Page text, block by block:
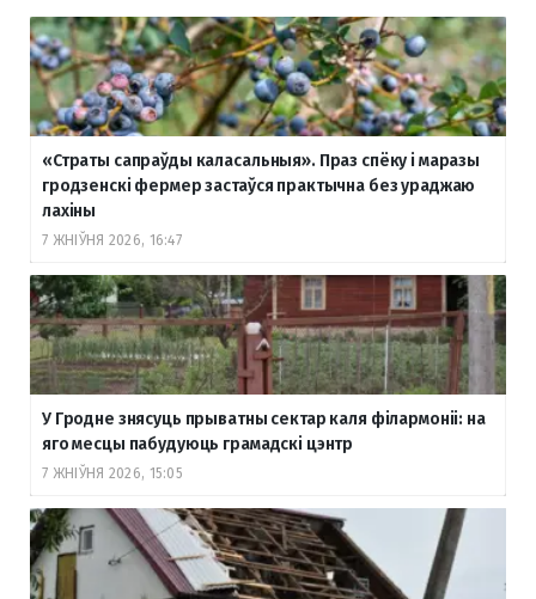
«Страты сапраўды каласальныя». Праз спёку і маразы
гродзенскі фермер застаўся практычна без ураджаю
лахіны
7 ЖНІЎНЯ 2026, 16:47
У Гродне знясуць прыватны сектар каля філармоніі: на
яго месцы пабудуюць грамадскі цэнтр
7 ЖНІЎНЯ 2026, 15:05